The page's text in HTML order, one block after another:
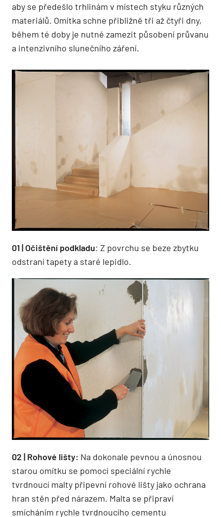
aby se předešlo trhlinám v místech styku různých
materiálů. Omítka schne přibližně tři až čtyři dny,
během té doby je nutné zamezit působení průvanu
a intenzivního slunečního záření.
01 | Očištění podkladu: Z povrchu se beze zbytku
odstraní tapety a staré lepidlo.
02 | Rohové lišty: Na dokonale pevnou a únosnou
starou omítku se pomocí speciální rychle
tvrdnoucí malty připevní rohové lišty jako ochrana
hran stěn před nárazem. Malta se připraví
smícháním rychle tvrdnoucí­ho cementu